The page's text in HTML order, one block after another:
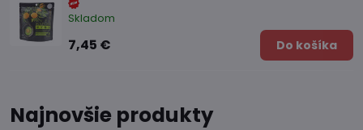
Skladom
7,45 € Do košíka
Najnovšie produkty